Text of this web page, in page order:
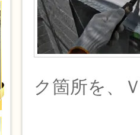
ク箇所を、